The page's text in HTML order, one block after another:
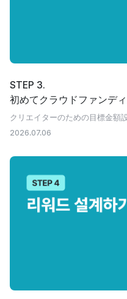
STEP 3.
初めてクラウドファンデ
ための目標金額設定ガイド
クリエイターのための目標金額
2026.07.06